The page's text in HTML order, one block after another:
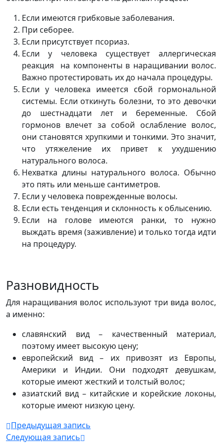
Если имеются грибковые заболевания.
При себорее.
Если присутствует псориаз.
Если у человека существует аллергическая
реакция на компоненты в наращивании волос.
Важно протестировать их до начала процедуры.
Если у человека имеется сбой гормональной
системы. Если откинуть болезни, то это девочки
до шестнадцати лет и беременные. Сбой
гормонов влечет за собой ослабление волос,
они становятся хрупкими и тонкими. Это значит,
что утяжеление их привет к ухудшению
натурального волоса.
Нехватка длины натурального волоса. Обычно
это пять или меньше сантиметров.
Если у человека поврежденные волосы.
Если есть тенденция и склонность к облысению.
Если на голове имеются ранки, то нужно
выждать время (заживление) и только тогда идти
на процедуру.
Разновидность
Для наращивания волос используют три вида волос,
а именно:
славянский вид – качественный материал,
поэтому имеет высокую цену;
европейский вид – их привозят из Европы,
Америки и Индии. Они подходят девушкам,
которые имеют жесткий и толстый волос;
азиатский вид – китайские и корейские локоны,
которые имеют низкую цену.
Предыдущая запись
Следующая запись